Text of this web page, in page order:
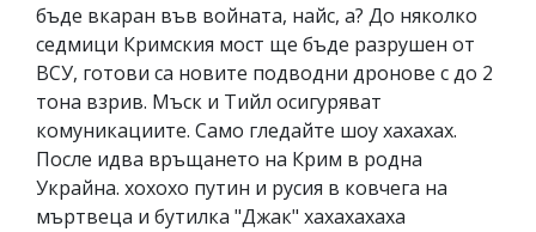
бъде вкаран във войната, найс, а? До няколко
седмици Кримския мост ще бъде разрушен от
ВСУ, готови са новите подводни дронове с до 2
тона взрив. Мъск и Тийл осигуряват
комуникациите. Само гледайте шоу хахахах.
После идва връщането на Крим в родна
Украйна. хохохо путин и русия в ковчега на
мъртвеца и бутилка "Джак" хахахахаха